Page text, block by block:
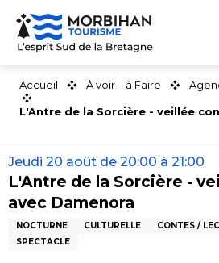
Aller
contenu
Accueil À voir – à Faire
L'Antre de la Sorcière - veillée
Jeudi 20 août de 20:00 à 21:00
L'Antre de la Sorcière -
avec Damenora
NOCTURNE CULTURELLE
CONTES /
SPECTACLE